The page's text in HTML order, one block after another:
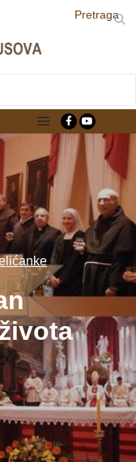
Pretraga
Main menu